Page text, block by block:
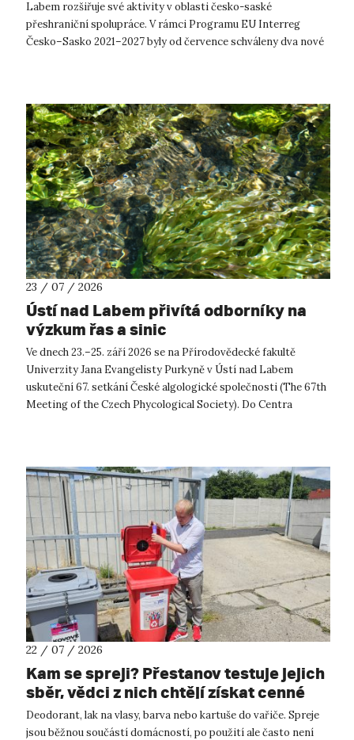
partnery
Labem rozšiřuje své aktivity v oblasti česko-saské
přeshraniční spolupráce. V rámci Programu EU Interreg
Česko–Sasko 2021–2027 byly od července schváleny dva nové
23 / 07 / 2026
Ústí nad Labem přivítá odborníky na
výzkum řas a sinic
Ve dnech 23.–25. září 2026 se na Přírodovědecké fakultě
Univerzity Jana Evangelisty Purkyně v Ústí nad Labem
uskuteční 67. setkání České algologické společnosti (The 67th
Meeting of the Czech Phycological Society). Do Centra
22 / 07 / 2026
Kam se spreji? Přestanov testuje jejich
sběr, vědci z nich chtějí získat cenné
kovy
Deodorant, lak na vlasy, barva nebo kartuše do vařiče. Spreje
jsou běžnou součástí domácností, po použití ale často není